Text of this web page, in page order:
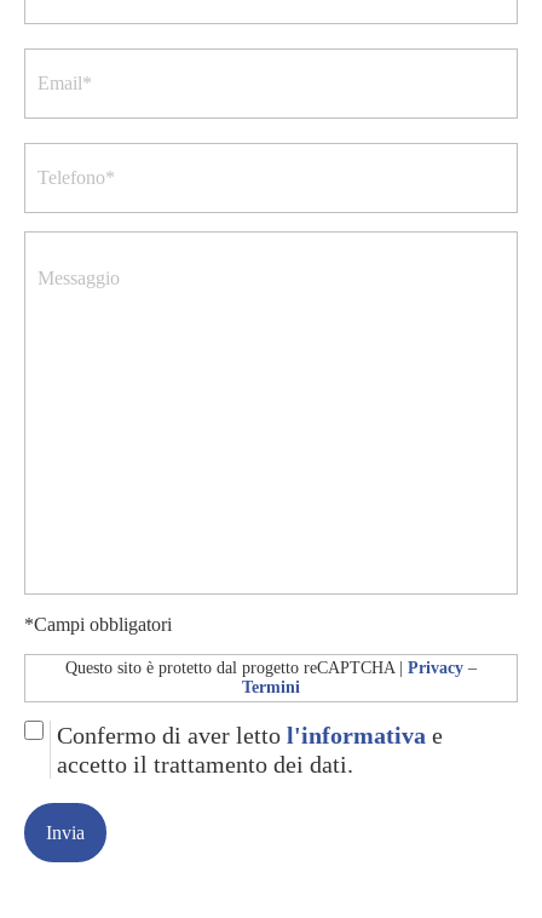
*Campi obbligatori
Questo sito è protetto dal progetto reCAPTCHA | Privacy –
Termini
Confermo di aver letto l'informativa e
accetto il trattamento dei dati.